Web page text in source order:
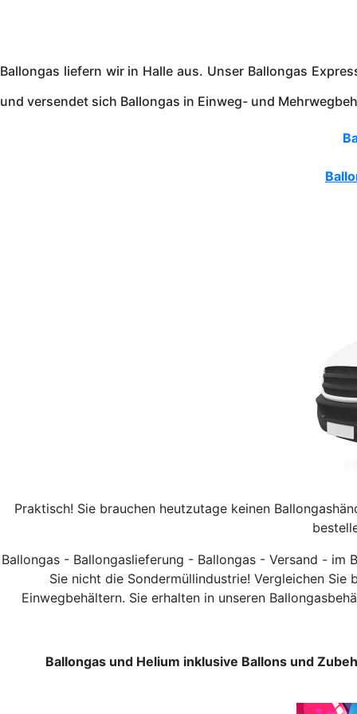
Ballongas liefern wir in Halle aus. Unser Ballongas
und versendet sich Ballongas in Einweg- und
Praktisch! Sie brauchen heutzutage keinen
Ballongas - Ballongaslieferung - Ballongas - Versand -
Sie nicht die Sondermüllindustrie! Vergleichen
Einwegbehältern. Sie erhalten in unseren
Ballongas und Helium inklusive Ballons und